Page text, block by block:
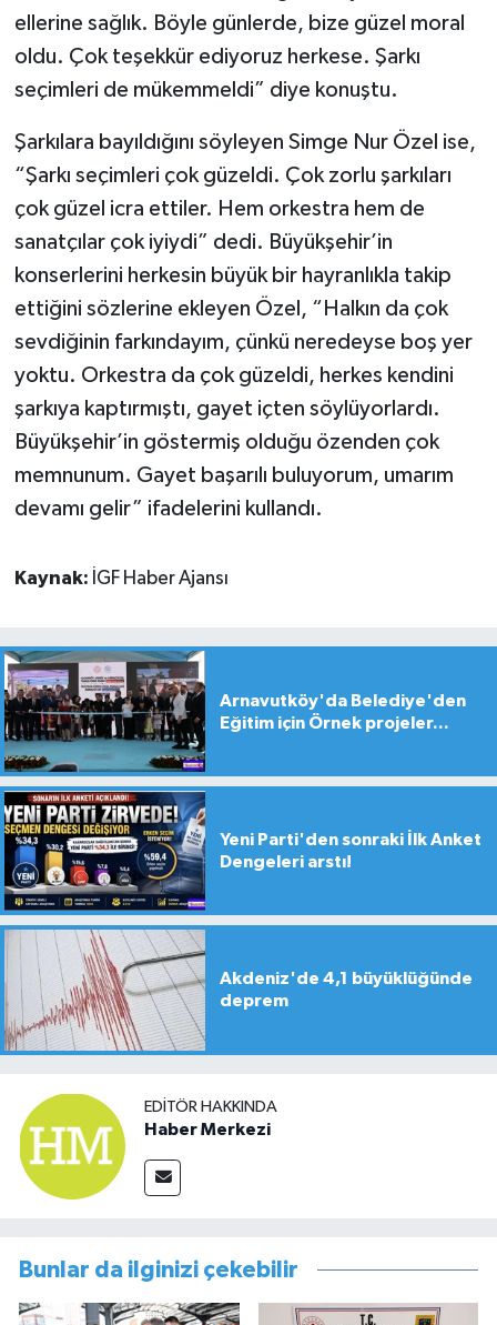
ellerine sağlık. Böyle günlerde, bize güzel moral
oldu. Çok teşekkür ediyoruz herkese. Şarkı
seçimleri de mükemmeldi” diye konuştu.
Şarkılara bayıldığını söyleyen Simge Nur Özel ise,
“Şarkı seçimleri çok güzeldi. Çok zorlu şarkıları
çok güzel icra ettiler. Hem orkestra hem de
sanatçılar çok iyiydi” dedi. Büyükşehir’in
konserlerini herkesin büyük bir hayranlıkla takip
ettiğini sözlerine ekleyen Özel, “Halkın da çok
sevdiğinin farkındayım, çünkü neredeyse boş yer
yoktu. Orkestra da çok güzeldi, herkes kendini
şarkıya kaptırmıştı, gayet içten söylüyorlardı.
Büyükşehir’in göstermiş olduğu özenden çok
memnunum. Gayet başarılı buluyorum, umarım
devamı gelir” ifadelerini kullandı.
Kaynak: İGF Haber Ajansı
Arnavutköy'da Belediye'den
Eğitim için Örnek projeler...
Yeni Parti'den sonraki İlk Anket
Dengeleri arstı!
Akdeniz'de 4,1 büyüklüğünde
deprem
EDITÖR HAKKINDA
Haber Merkezi
Bunlar da ilginizi çekebilir